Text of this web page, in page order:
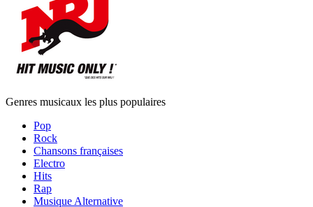
Genres musicaux les plus populaires
Pop
Rock
Chansons françaises
Electro
Hits
Rap
Musique Alternative